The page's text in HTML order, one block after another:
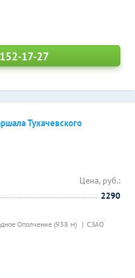
17-27
Тухачевского
Ополчение (938 м) СЗАО
Цена, руб.:
2290